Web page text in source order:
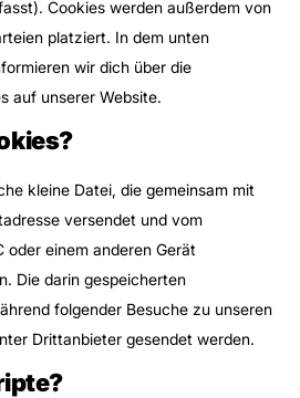
Cookies werden außerdem von
platziert. In dem unten
wir dich über die
auf unserer Website.
kleine Datei, die gemeinsam mit
versendet und vom
oder einem anderen Gerät
Die darin gespeicherten
folgender Besuche zu unseren
Drittanbieter gesendet werden.